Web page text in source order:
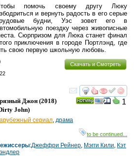
помочь своему другу Люку
и вернуть радость в его серые
будни, Уэс зовет его в
поездку через живописные
Сюрпризом для Люка станет финал
приключения в городе Портлэнд, где
свою первую школьную любовь.
Скачать и Смотреть
смотреть
1
Джон (2018)
John)
сериал, драма
to be continued...
:Джеффри Рейнер, Мэгги Кили, Кэт